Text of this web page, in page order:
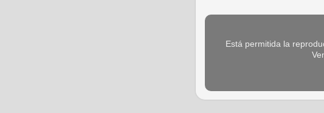
Está permitida la